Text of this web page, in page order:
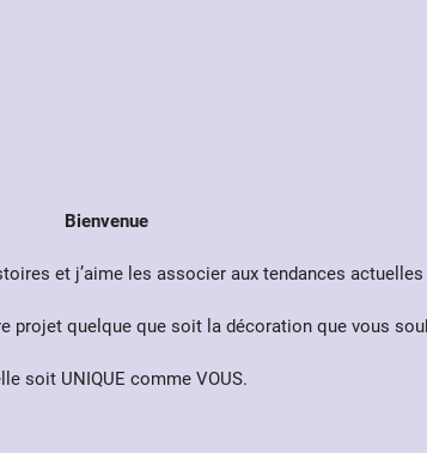
Bienvenue
et j’aime les associer aux tendances
quelque que soit la décoration que vous
soit UNIQUE comme VOUS.